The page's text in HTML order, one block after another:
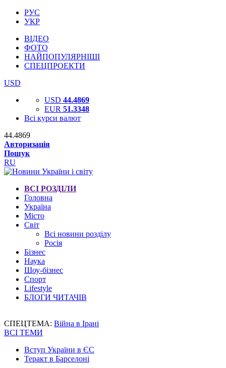
РУС
УКР
ВІДЕО
ФОТО
НАЙПОПУЛЯРНІШІ
СПЕЦПРОЕКТИ
USD
USD 44.4869
EUR 51.3348
Всі курси валют
44.4869
Авторизація
Пошук
RU
ВСІ РОЗДІЛИ
Головна
Україна
Місто
Світ
Всі новини розділу
Росія
Бізнес
Наука
Шоу-бізнес
Спорт
Lifestyle
БЛОГИ ЧИТАЧІВ
СПЕЦТЕМА: Війна в Ірані
ВСІ ТЕМИ
Вступ України в ЄС
Теракт в Барселоні